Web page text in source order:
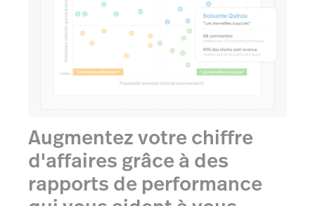
Augmentez votre chiffre
d'affaires grâce à des
rapports de performance